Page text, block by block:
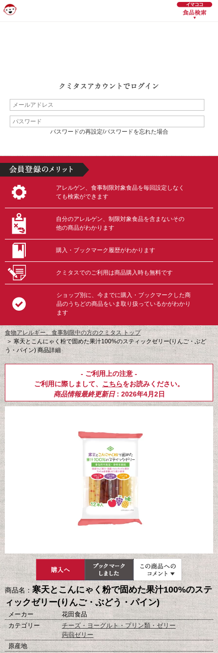
パスワードの再設定/パスワードを忘れた場合
アレルゲン、食事制限対象食品を毎回設定しなく
ても検索ができます
自分のアレルゲン、制限対象食品を含まないその
他の商品がわかります
購入・ブックマーク履歴がわかります
クミタスでのご利用は商品購入時も無料です
ショップ別に、今までに購入・ブックマークした商
品のうちどの商品をいま取り扱っているかがわかり
ます
食物アレルギー、食事制限中の方のクミタス トップ
＞寒天とこんにゃく粉で固めた果汁100%のスティックゼリー(りんご・ぶど
う・パイン) 商品詳細
- ご利用上の注意 -
ご利用に際しまして、 こちらをお読みください。
商品情報最終更新日: 2026年4月2日
商品名：寒天とこんにゃく粉で固めた果汁100%のステ
ィックゼリー(りんご・ぶどう・パイン)
メーカー
花田食品
カテゴリー
チーズ・ヨーグルト・プリン類・ゼリー
蒟蒻ゼリー
原産地